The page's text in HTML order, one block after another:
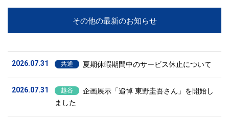
その他の最新のお知らせ
2026.07.31 共通 夏期休暇期間中のサービス休止について
2026.07.31 越谷
企画展示「追悼 東野圭吾さん」を開始し
ました